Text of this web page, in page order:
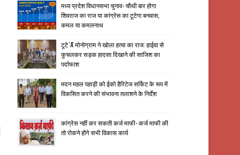
मध्य प्रदेश विधानसभा चुनाव- चौथी बार होगा
शिवराज का राज या कांग्रेस का टूटेगा बनवास,
कमल या कमलनाथ
टूटे 'A' मोनोग्राम ने खोला हत्या का राज: हाईवा से
कुचलकर सड़क हादसा दिखाने की साजिश का
पर्दाफाश
मदन महल पहाड़ी को ईको हैरिटेज सर्किट के रूप में
विकसित करने की संभावना तलाशने के निर्देश
कांग्रेस नहीं कर सकती कर्ज माफी- कर्ज माफी की
तो रोकने होंगे सभी विकास कार्य